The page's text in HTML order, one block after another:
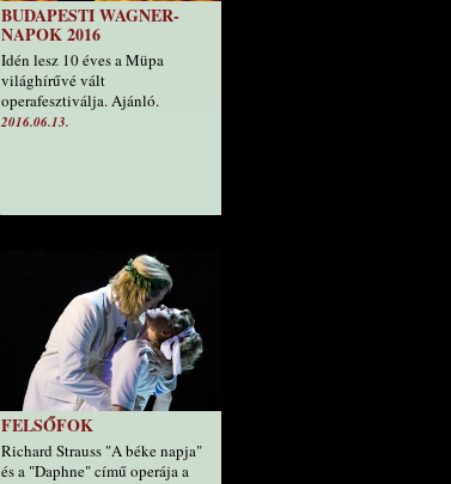
BUDAPESTI WAGNER-
NAPOK 2016
Idén lesz 10 éves a Müpa
világhírűvé vált
operafesztiválja. Ajánló.
2016.06.13.
FELSŐFOK
Richard Strauss "A béke napja"
és a "Daphne" című operája a